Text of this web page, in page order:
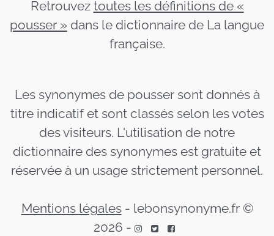
Retrouvez toutes les définitions de «
pousser » dans le dictionnaire de La langue
française.
Les synonymes de pousser sont donnés à
titre indicatif et sont classés selon les votes
des visiteurs. L'utilisation de notre
dictionnaire des synonymes est gratuite et
réservée à un usage strictement personnel.
Mentions légales- lebonsynonyme.fr ©
2026 -